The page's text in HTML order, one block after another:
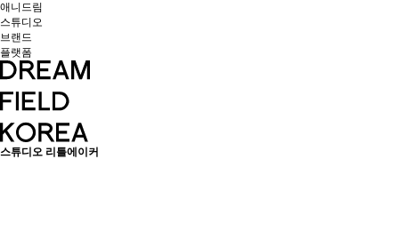
애니드림
스튜디오
브랜드
플랫폼
스튜디오 리틀에이커